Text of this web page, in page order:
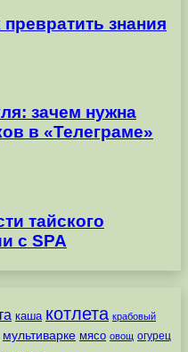
знания
зачем нужна
в «Телеграме»
тайского
с SPA
каша котлета крабовый
мультиварке мясо овощ огурец